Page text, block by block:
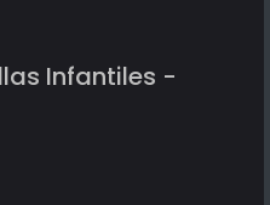
Infantiles -